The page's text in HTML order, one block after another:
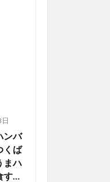
ンバ
くば
まハ
す